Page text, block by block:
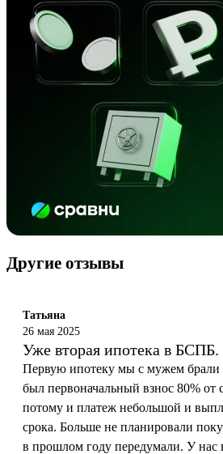
Другие отзывы
Татьяна
26 мая 2025
Уже вторая ипотека в БСПБ.
Первую ипотеку мы с мужем брали
был первоначальный взнос 80% от
потому и платеж небольшой и
срока. Больше не планировали
в прошлом году передумали. У нас